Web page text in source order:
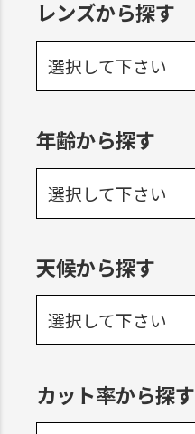
レンズから探す
選択して下さい
年齢から探す
選択して下さい
天候から探す
選択して下さい
カット率から探す